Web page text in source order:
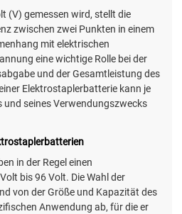
(V) gemessen wird, stellt die
zwischen zwei Punkten in einem
mit elektrischen
eine wichtige Rolle bei der
und der Gesamtleistung des
Elektrostaplerbatterie kann je
und seines Verwendungszwecks
in der Regel einen
bis 96 Volt. Die Wahl der
von der Größe und Kapazität des
Anwendung ab, für die er